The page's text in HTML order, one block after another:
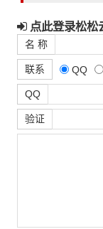
点此登录松松
名 称
联系 QQ
QQ
验证